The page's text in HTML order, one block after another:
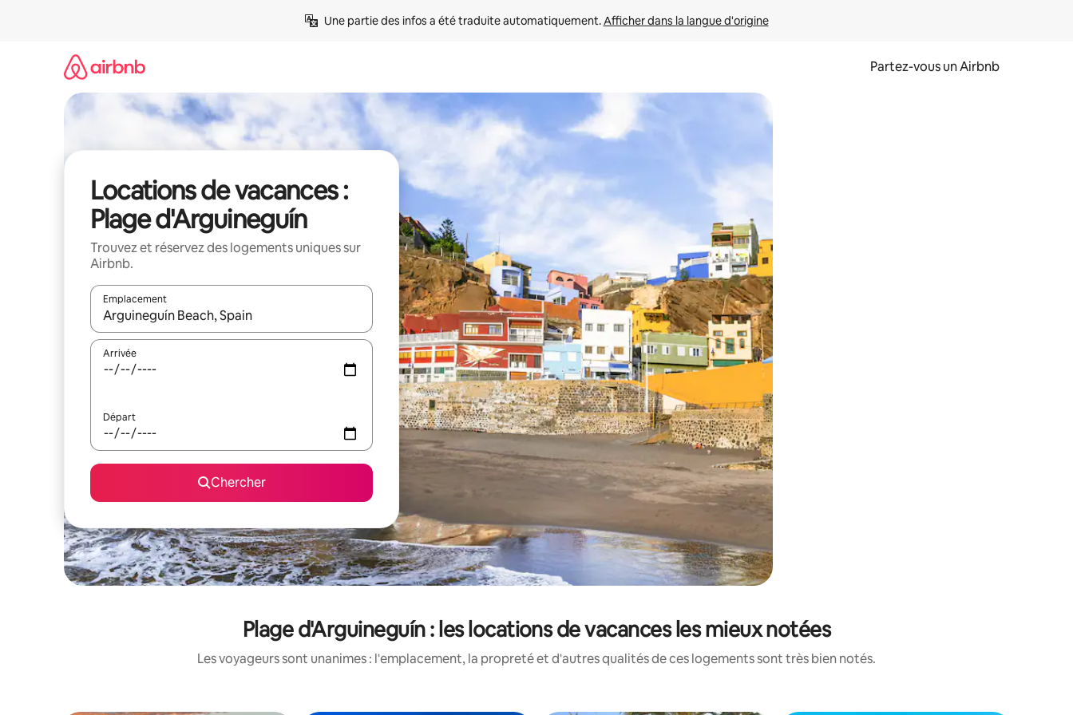
Une partie des infos a été traduite automatiquement. Afficher dans la langue d'origine
Partez-vous un Airbnb
Locations de vacances :
Plage d'Arguineguín
Trouvez et réservez des logements uniques sur
Airbnb.
Emplacement
Quand les résultats sont affichés, parcourez-les en utilisant les flèches vers le haut et vers le bas, ou en appuyant dessus et en les faisant glisser.
Arrivée
Départ
Chercher
Plage d'Arguineguín : les locations de vacances les mieux notées
Les voyageurs sont unanimes : l'emplacement, la propreté et d'autres qualités de ces logements sont très bien notés.